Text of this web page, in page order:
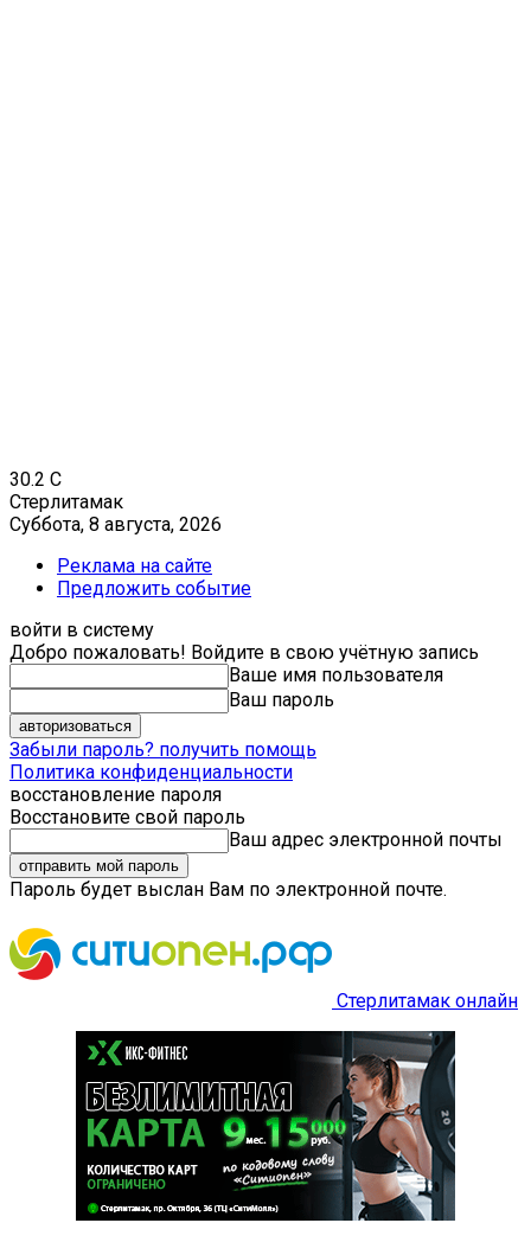
30.2 C
Стерлитамак
Суббота, 8 августа, 2026
Реклама на сайте
Предложить событие
войти в систему
Добро пожаловать! Войдите в свою учётную запись
Ваше имя пользователя
Ваш пароль
Забыли пароль? получить помощь
Политика конфиденциальности
восстановление пароля
Восстановите свой пароль
Ваш адрес электронной почты
Пароль будет выслан Вам по электронной почте.
Стерлитамак онлайн